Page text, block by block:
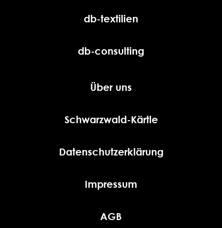
db-textilien
db-consulting
Über uns
Schwarzwald-Kärtle
Datenschutzerklärung
Impressum
AGB